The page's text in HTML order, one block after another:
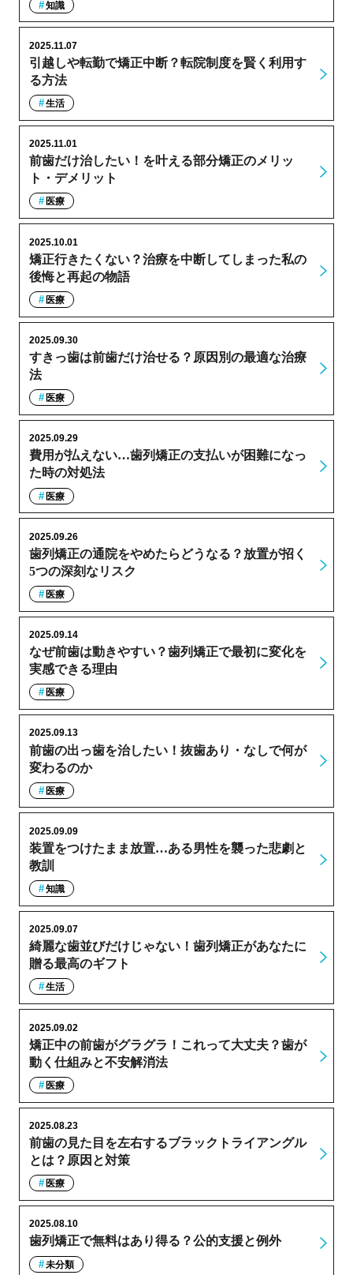
知識
引越しや転勤で矯正中断？転院制度を賢く利用す
る方法
2025.11.07
生活
前歯だけ治したい！を叶える部分矯正のメリッ
ト・デメリット
2025.11.01
医療
矯正行きたくない？治療を中断してしまった私の
後悔と再起の物語
2025.10.01
医療
すきっ歯は前歯だけ治せる？原因別の最適な治療
法
2025.09.30
医療
費用が払えない…歯列矯正の支払いが困難になっ
た時の対処法
2025.09.29
医療
歯列矯正の通院をやめたらどうなる？放置が招く
5つの深刻なリスク
2025.09.26
医療
なぜ前歯は動きやすい？歯列矯正で最初に変化を
実感できる理由
2025.09.14
医療
前歯の出っ歯を治したい！抜歯あり・なしで何が
変わるのか
2025.09.13
医療
装置をつけたまま放置…ある男性を襲った悲劇と
教訓
2025.09.09
知識
綺麗な歯並びだけじゃない！歯列矯正があなたに
贈る最高のギフト
2025.09.07
生活
矯正中の前歯がグラグラ！これって大丈夫？歯が
動く仕組みと不安解消法
2025.09.02
医療
前歯の見た目を左右するブラックトライアングル
とは？原因と対策
2025.08.23
医療
歯列矯正で無料はあり得る？公的支援と例外
2025.08.10
未分類